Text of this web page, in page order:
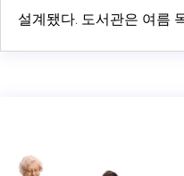
설계됐다. 도서관은 여름